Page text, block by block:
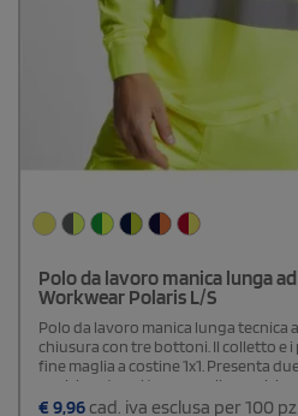
Polo da lavoro manica lunga
Workwear Polaris L/S
Polo da lavoro manica lunga tecnica
chiusura con tre bottoni. Il colletto e
fine maglia a costine 1x1. Presenta
posizionate sul torso e sulle
tessuto è antiscivolo, garantendo
€ 9,96 cad. iva esclusa per 100 pz